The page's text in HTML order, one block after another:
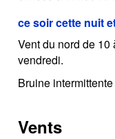
ce soir cette nuit
Vent du nord de 10
vendredi.
Bruine
Vents